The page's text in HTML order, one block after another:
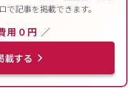
で記事を掲載できます。
用０円 ／
載する